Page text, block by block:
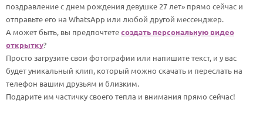
ПЕРСОНАЛЬНЫЕ
Пожелания
По именам
По годам
поздравление с днем рождения девушке 27 лет» прямо сейчас и
отправьте его на WhatsApp или любой другой мессенджер.
А может быть, вы предпочтетесоздать персональную видео
открытку?
Просто загрузите свои фотографии или напишите текст, и у вас
будет уникальный клип, который можно скачать и переслать на
телефон вашим друзьям и близким.
Подарите им частичку своего тепла и внимания прямо сейчас!